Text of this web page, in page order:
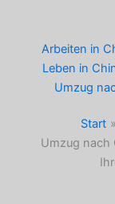
Arbeiten in
Leben in
Umzug
Start
Umzug nach